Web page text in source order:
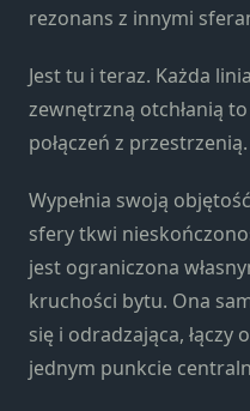
rezonans z innymi
Jest tu i teraz. Każda
zewnętrzną otchłanią
połączeń z przestrzenią.
Wypełnia swoją
sfery tkwi
jest ograniczona
kruchości bytu. Ona
się i odradzająca, łączy
jednym punkcie